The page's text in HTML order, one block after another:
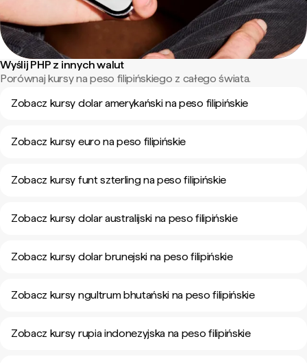
Wyślij PHP z innych walut
Porównaj kursy na peso filipińskiego z całego świata.
Zobacz kursy dolar amerykański na peso filipińskie
Zobacz kursy euro na peso filipińskie
Zobacz kursy funt szterling na peso filipińskie
Zobacz kursy dolar australijski na peso filipińskie
Zobacz kursy dolar brunejski na peso filipińskie
Zobacz kursy ngultrum bhutański na peso filipińskie
Zobacz kursy rupia indonezyjska na peso filipińskie